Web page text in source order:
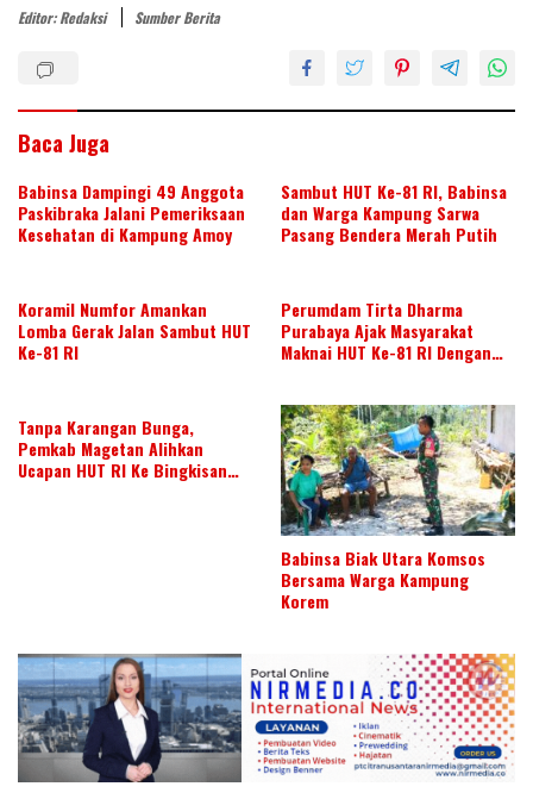
er
st
ittk
dI
e
o
k
A
e
Editor: Redaksi Sumber Berita
Baca Juga
Babinsa Dampingi 49 Anggota
Paskibraka Jalani Pemeriksaan
Kesehatan di Kampung Amoy
Sambut HUT Ke-81 RI, Babinsa
dan Warga Kampung Sarwa
Pasang Bendera Merah Putih
Koramil Numfor Amankan
Lomba Gerak Jalan Sambut HUT
Ke-81 RI
Perumdam Tirta Dharma
Purabaya Ajak Masyarakat
Maknai HUT Ke-81 RI Dengan
Tanpa Karangan Bunga,
Pemkab Magetan Alihkan
Ucapan HUT RI Ke Bingkisan
Babinsa Biak Utara Komsos
Bersama Warga Kampung
Korem